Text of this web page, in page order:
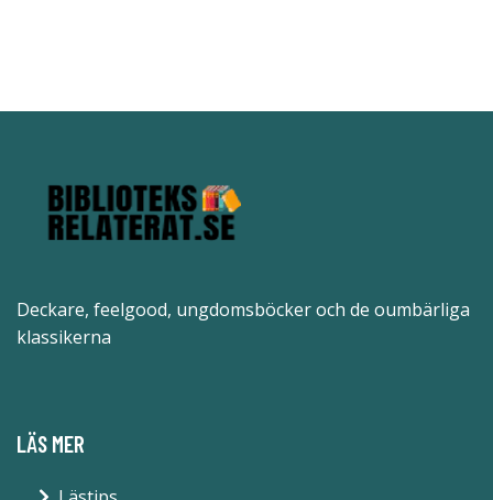
Deckare, feelgood, ungdomsböcker och de oumbärliga
klassikerna
LÄS MER